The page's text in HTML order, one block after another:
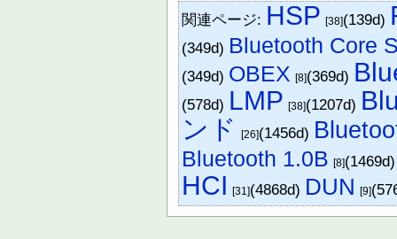
関連ページ: HSP [38](139d)
(349d) Bluetooth Core
(349d) OBEX [8](369d)
(578d) LMP [38](1207d)
ンド
[26](1456d)
Bluetooth 1.0B [8]
HCI [31](4868d) DUN [9]